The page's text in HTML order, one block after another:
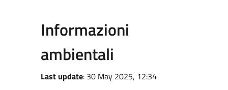
Informazioni
ambientali
Last update: 30 May 2025, 12:34